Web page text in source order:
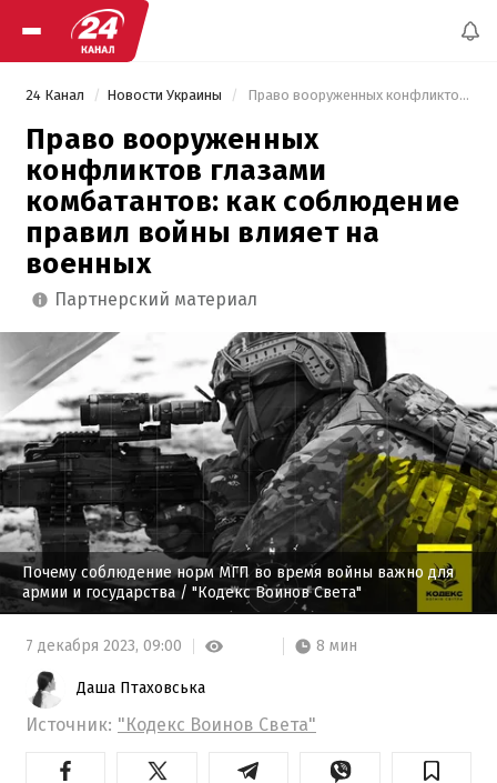
24 Канал Новости Украины Право вооруженных конфликтов глазами комбатантов: как соблюдение правил войны влияет на военных
Право вооруженных
конфликтов глазами
комбатантов: как соблюдение
правил войны влияет на
военных
партнерский материал
Почему соблюдение норм МГП во время войны важно для
армии и государства/ "Кодекс Воинов Света"
7 декабря 2023, 09:00 8 мин
Даша Птаховська
Источник: "Кодекс Воинов Света"